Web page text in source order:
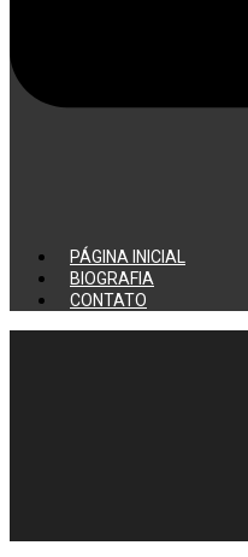
PÁGINA INICIAL
BIOGRAFIA
CONTATO